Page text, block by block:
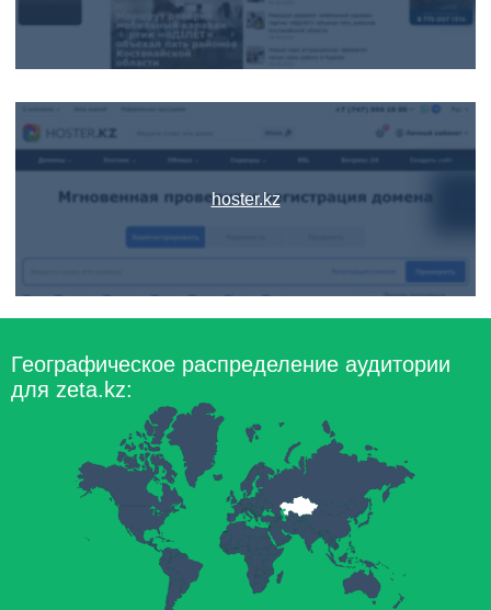
hoster.kz
Географическое распределение аудитории
для zeta.kz: